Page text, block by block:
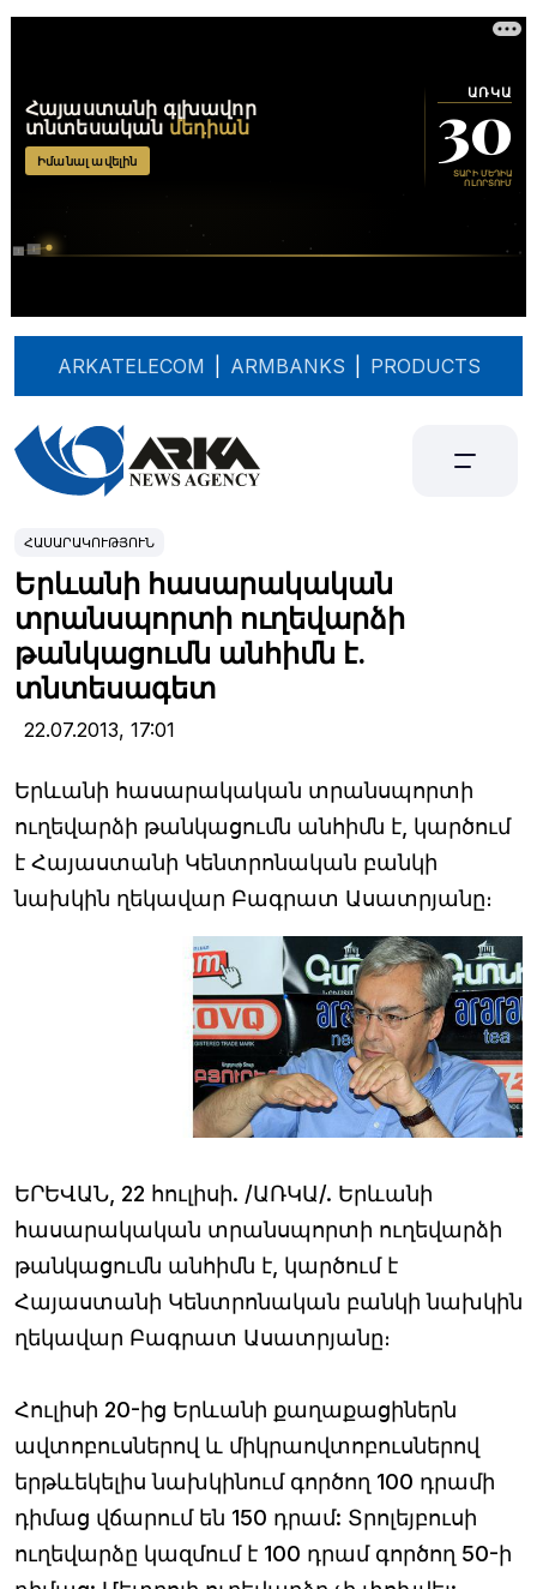
ARKATELECOM ARMBANKS PRODUCTS
ՀԱՍԱՐԱԿՈՒԹՅՈՒՆ
Երևանի հասարակական
տրանսպորտի ուղեվարձի
թանկացումն անհիմն է.
տնտեսագետ
22.07.2013, 17:01
Երևանի հասարակական տրանսպորտի
ուղեվարձի թանկացումն անհիմն է, կարծում
է Հայաստանի Կենտրոնական բանկի
նախկին ղեկավար Բագրատ Ասատրյանը։
ԵՐԵՎԱՆ, 22 հուլիսի. /ԱՌԿԱ/. Երևանի
հասարակական տրանսպորտի ուղեվարձի
թանկացումն անհիմն է, կարծում է
Հայաստանի Կենտրոնական բանկի նախկին
ղեկավար Բագրատ Ասատրյանը։
Հուլիսի 20-ից Երևանի քաղաքացիներն
ավտոբուսներով և միկրաովտոբուսներով
երթևեկելիս նախկինում գործող 100 դրամի
դիմաց վճարում են 150 դրամ: Տրոլեյբուսի
ուղեվարձը կազմում է 100 դրամ գործող 50-ի